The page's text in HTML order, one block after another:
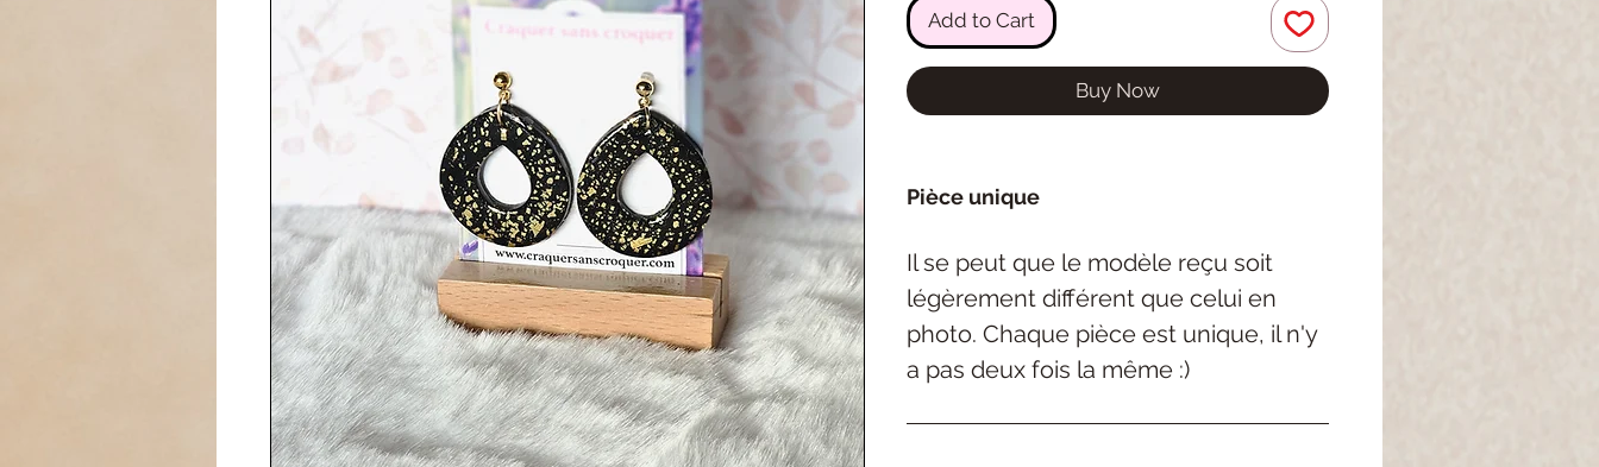
Add to Cart
Buy Now
Pièce unique
Il se peut que le modèle reçu soit
légèrement différent que celui en
photo. Chaque pièce est unique, il n'y
a pas deux fois la même :)